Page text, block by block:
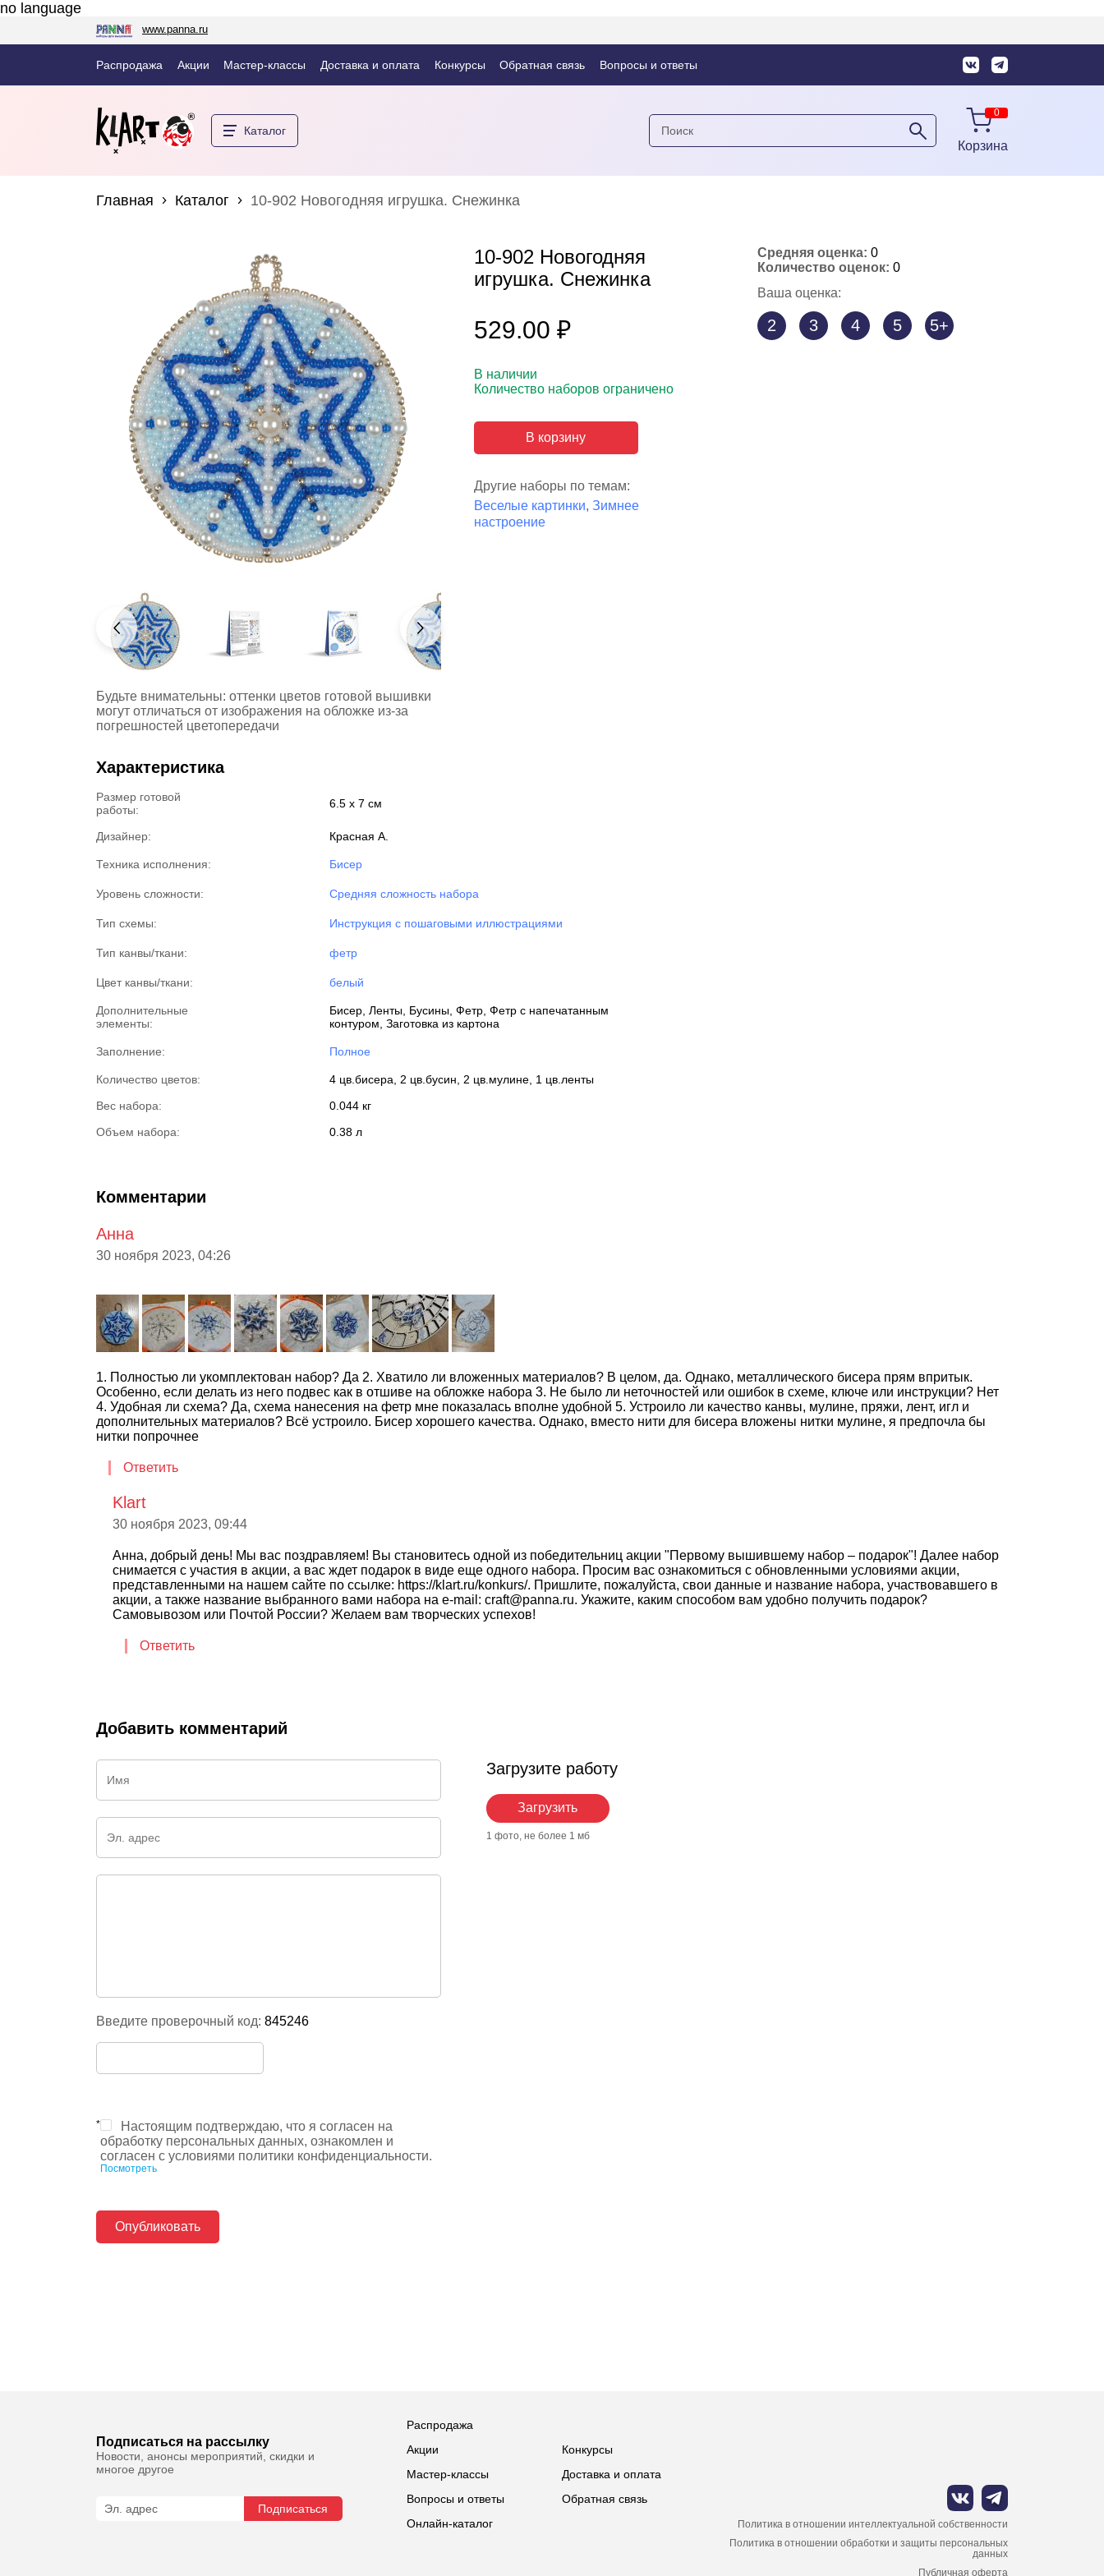
no language
www.panna.ru
Распродажа Акции Мастер-классы Доставка и оплата Конкурсы Обратная связь Вопросы и ответы
Каталог
Корзина
Главная Каталог 10-902 Новогодняя игрушка. Снежинка
10-902 Новогодняя
игрушка. Снежинка
529.00 ₽
В наличии
Количество наборов ограничено
В корзину
Другие наборы по темам:
Веселые картинки, Зимнее
настроение
Будьте внимательны: оттенки цветов готовой вышивки
могут отличаться от изображения на обложке из-за
погрешностей цветопередачи
Средняя оценка: 0
Количество оценок: 0
Ваша оценка:
2 3 4 5 5+
Характеристика
Размер готовой
работы:
6.5 x 7 см
Дизайнер: Красная А.
Техника исполнения: Бисер
Уровень сложности: Средняя сложность набора
Тип схемы: Инструкция с пошаговыми иллюстрациями
Тип канвы/ткани: фетр
Цвет канвы/ткани: белый
Дополнительные
элементы:
Бисер, Ленты, Бусины, Фетр, Фетр с напечатанным
контуром, Заготовка из картона
Заполнение: Полное
Количество цветов:
4 цв.бисера, 2 цв.бусин, 2 цв.мулине, 1 цв.ленты
Вес набора:
0.044 кг
Объем набора:
0.38 л
Комментарии
Анна
30 ноября 2023, 04:26
1. Полностью ли укомплектован набор? Да 2. Хватило ли вложенных материалов? В целом, да. Однако, металлического бисера прям впритык.
Особенно, если делать из него подвес как в отшиве на обложке набора 3. Не было ли неточностей или ошибок в схеме, ключе или инструкции? Нет
4. Удобная ли схема? Да, схема нанесения на фетр мне показалась вполне удобной 5. Устроило ли качество канвы, мулине, пряжи, лент, игл и
дополнительных материалов? Всё устроило. Бисер хорошего качества. Однако, вместо нити для бисера вложены нитки мулине, я предпочла бы
нитки попрочнее
Ответить
Klart
30 ноября 2023, 09:44
Анна, добрый день! Мы вас поздравляем! Вы становитесь одной из победительниц акции "Первому вышившему набор – подарок"! Далее набор
снимается с участия в акции, а вас ждет подарок в виде еще одного набора. Просим вас ознакомиться с обновленными условиями акции,
представленными на нашем сайте по ссылке: https://klart.ru/konkurs/. Пришлите, пожалуйста, свои данные и название набора, участвовавшего в
акции, а также название выбранного вами набора на e-mail: craft@panna.ru. Укажите, каким способом вам удобно получить подарок
Самовывозом или Почтой России? Желаем вам творческих успехов!
Ответить
Добавить комментарий
Загрузите работу
Загрузить
1 фото, не более 1 мб
Введите проверочный код: 845246
*
Настоящим подтверждаю, что я согласен на
обработку персональных данных, ознакомлен и
согласен с условиями политики конфиденциальности.
Посмотреть
Подписаться на рассылку
Новости, анонсы мероприятий, скидки и
многое другое
Подписаться
Распродажа
Акции
Мастер-классы
Вопросы и ответы
Онлайн-каталог
Конкурсы
Доставка и оплата
Обратная связь
Политика в отношении интеллектуальной собственности
Политика в отношении обработки и защиты персональных
данных
Публичная оферта